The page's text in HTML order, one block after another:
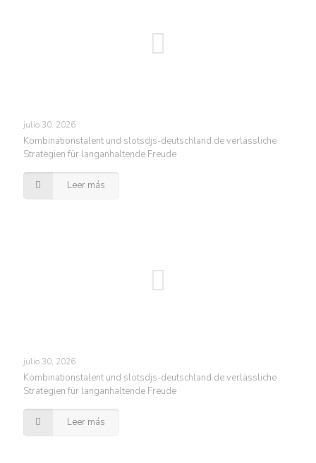
julio 30, 2026
Kombinationstalent und slotsdjs-deutschland.de verlässliche
Strategien für langanhaltende Freude
Leer más
julio 30, 2026
Kombinationstalent und slotsdjs-deutschland.de verlässliche
Strategien für langanhaltende Freude
Leer más